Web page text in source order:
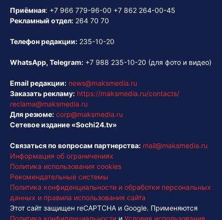
Приёмная: +7 966 779-96-00 +7 862 264-00-45
Рекламный отдел: 264 70 70
Телефон редакции: 235-10-20
WhatsApp, Telegram: +7 988 235-10-20 (для фото и видео)
Email редакции: news@maksmedia.ru
Заказать рекламу: https://maksmedia.ru/contacts/
reclama@maksmedia.ru
Для резюме: corp@maksmedia.ru
Сетевое издание «Sochi24.tv»
Связаться по вопросам партнерства: mail@maksmedia.ru
Информация об ограничениях
Политика использования cookies
Рекомендательные системы
Политика конфиденциальности и обработки персональных
данных и правила использования сайта
Этот сайт защищен reCAPTCHA и Google. Применяются
Политика конфиденциальности и Условия использования